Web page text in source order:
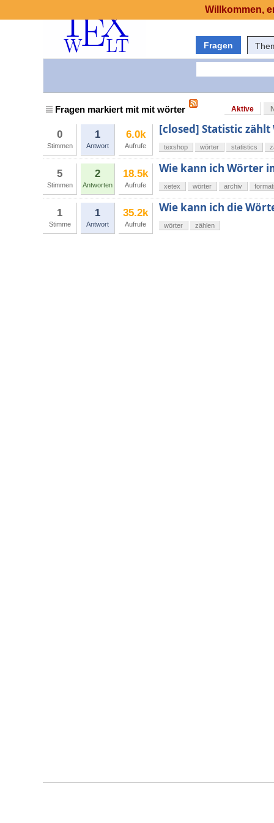
Fragen
Fragen markiert mit mit wörter Aktive
0
Stimmen
1
Antwort
6.0k
Aufrufe
[closed] Statistic
texshop wörter statistics
5
Stimmen
2
Antworten
18.5k
Aufrufe
Wie kann ich Wörter
xetex wörter archiv
1
Stimme
1
Antwort
35.2k
Aufrufe
Wie kann ich die
wörter zählen
Willkommen,